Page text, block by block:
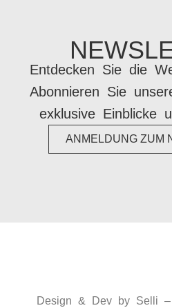
Entdecken Sie die
Abonnieren Sie
exklusive Einblicke
ANMELDUNG ZUM
Design & Dev by Selli